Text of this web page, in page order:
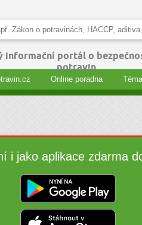
informační portál o
potravin
Online poradna
i jako aplikace zdarma